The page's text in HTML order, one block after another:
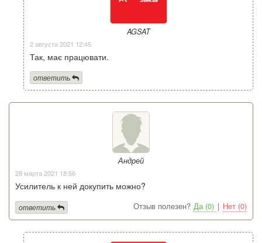
AGSAT
2 августа 2021 12:45
Так, має працювати.
ответить
Андрей
28 марта 2021 18:56
Усилитель к ней докупить можно?
Отзыв полезен? Да (0) | Нет (0)
ответить